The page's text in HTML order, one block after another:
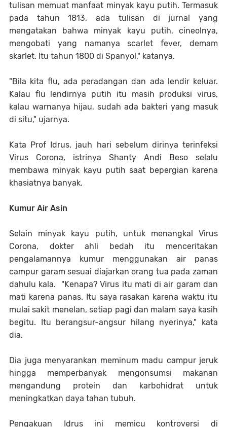
tulisan memuat manfaat minyak kayu putih. Termasuk
pada tahun 1813, ada tulisan di jurnal yang
mengatakan bahwa minyak kayu putih, cineolnya,
mengobati yang namanya scarlet fever, demam
skarlet. Itu tahun 1800 di Spanyol," katanya.
"Bila kita flu, ada peradangan dan ada lendir keluar.
Kalau flu lendirnya putih itu masih produksi virus,
kalau warnanya hijau, sudah ada bakteri yang masuk
di situ," ujarnya.
Kata Prof Idrus, jauh hari sebelum dirinya terinfeksi
Virus Corona, istrinya Shanty Andi Beso selalu
membawa minyak kayu putih saat bepergian karena
khasiatnya banyak.
Kumur Air Asin
Selain minyak kayu putih, untuk menangkal Virus
Corona, dokter ahli bedah itu menceritakan
pengalamannya kumur menggunakan air panas
campur garam sesuai diajarkan orang tua pada zaman
dahulu kala. "Kenapa? Virus itu mati di air garam dan
mati karena panas. Itu saya rasakan karena waktu itu
mulai sakit menelan, setiap pagi dan malam saya kasih
begitu. Itu berangsur-angsur hilang nyerinya," kata
dia.
Dia juga menyarankan meminum madu campur jeruk
hingga memperbanyak mengonsumsi makanan
mengandung protein dan karbohidrat untuk
meningkatkan daya tahan tubuh.
Pengakuan Idrus ini memicu kontroversi di